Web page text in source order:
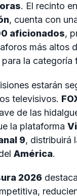
. El recinto en
, cuenta con
aficionados,
más altos
la categoría
estarán
televisivos.
de las
la plataforma
9, distribuirá
América.
2026